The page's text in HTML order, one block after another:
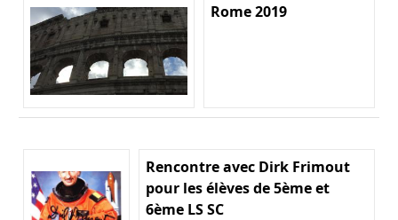
Rome 2019
Rencontre avec Dirk Frimout
pour les élèves de 5ème et
6ème LS SC